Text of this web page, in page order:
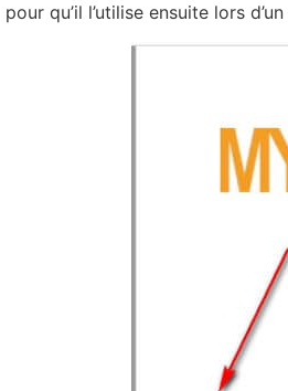
pour qu’il l’utilise ensuite lors